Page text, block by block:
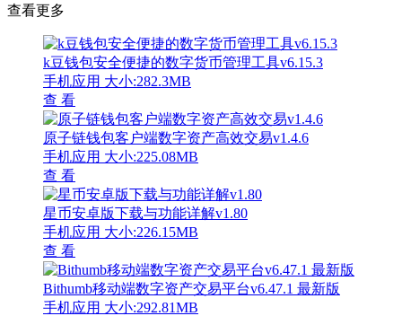
查看更多
k豆钱包安全便捷的数字货币管理工具v6.15.3
手机应用 大小:282.3MB
查 看
原子链钱包客户端数字资产高效交易v1.4.6
手机应用 大小:225.08MB
查 看
星币安卓版下载与功能详解v1.80
手机应用 大小:226.15MB
查 看
Bithumb移动端数字资产交易平台v6.47.1 最新版
手机应用 大小:292.81MB